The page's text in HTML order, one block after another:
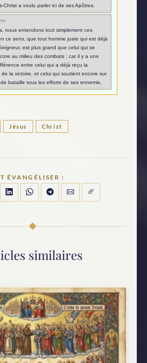
Christ a voulu parler ici de ses Apôtres.
nous entendons tout simplement ces
ce sens, que tout homme juste qui est déjà
est plus grand que celui qui se
au milieu des combats ; car il y a une
entre celui qui a déjà reçu la
de la victoire, et celui qui soutient encore sur
bataille tous les efforts de ses ennemis.
Jésus Christ
ÉVANGÉLISER :
similaires